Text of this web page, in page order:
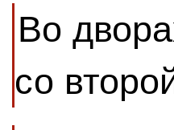
Во
со